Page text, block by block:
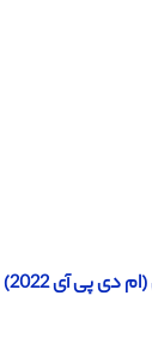
پی آی 2022)